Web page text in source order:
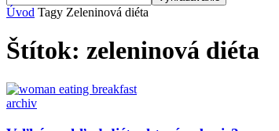
Úvod Tagy Zeleninová diéta
Štítok: zeleninová diéta
archiv